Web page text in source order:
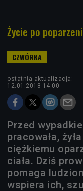
Życie po
ostatnia aktualizacja:
12.01.2018 14:00
Przed
pracowała,
ciężkiemu
ciała. Dziś
pomaga
wspiera ich,